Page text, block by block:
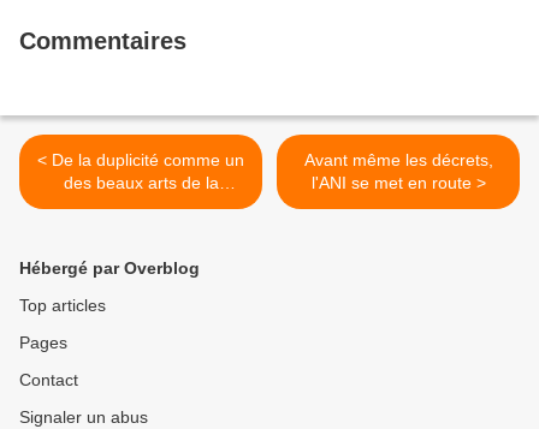
Commentaires
< De la duplicité comme un
des beaux arts de la
politique hors sol :
Avant même les décrets,
l'ANI se met en route >
Hébergé par Overblog
Top articles
Pages
Contact
Signaler un abus